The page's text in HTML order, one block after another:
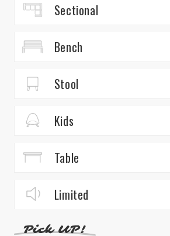
Sectional
Bench
Stool
Kids
Table
Limited